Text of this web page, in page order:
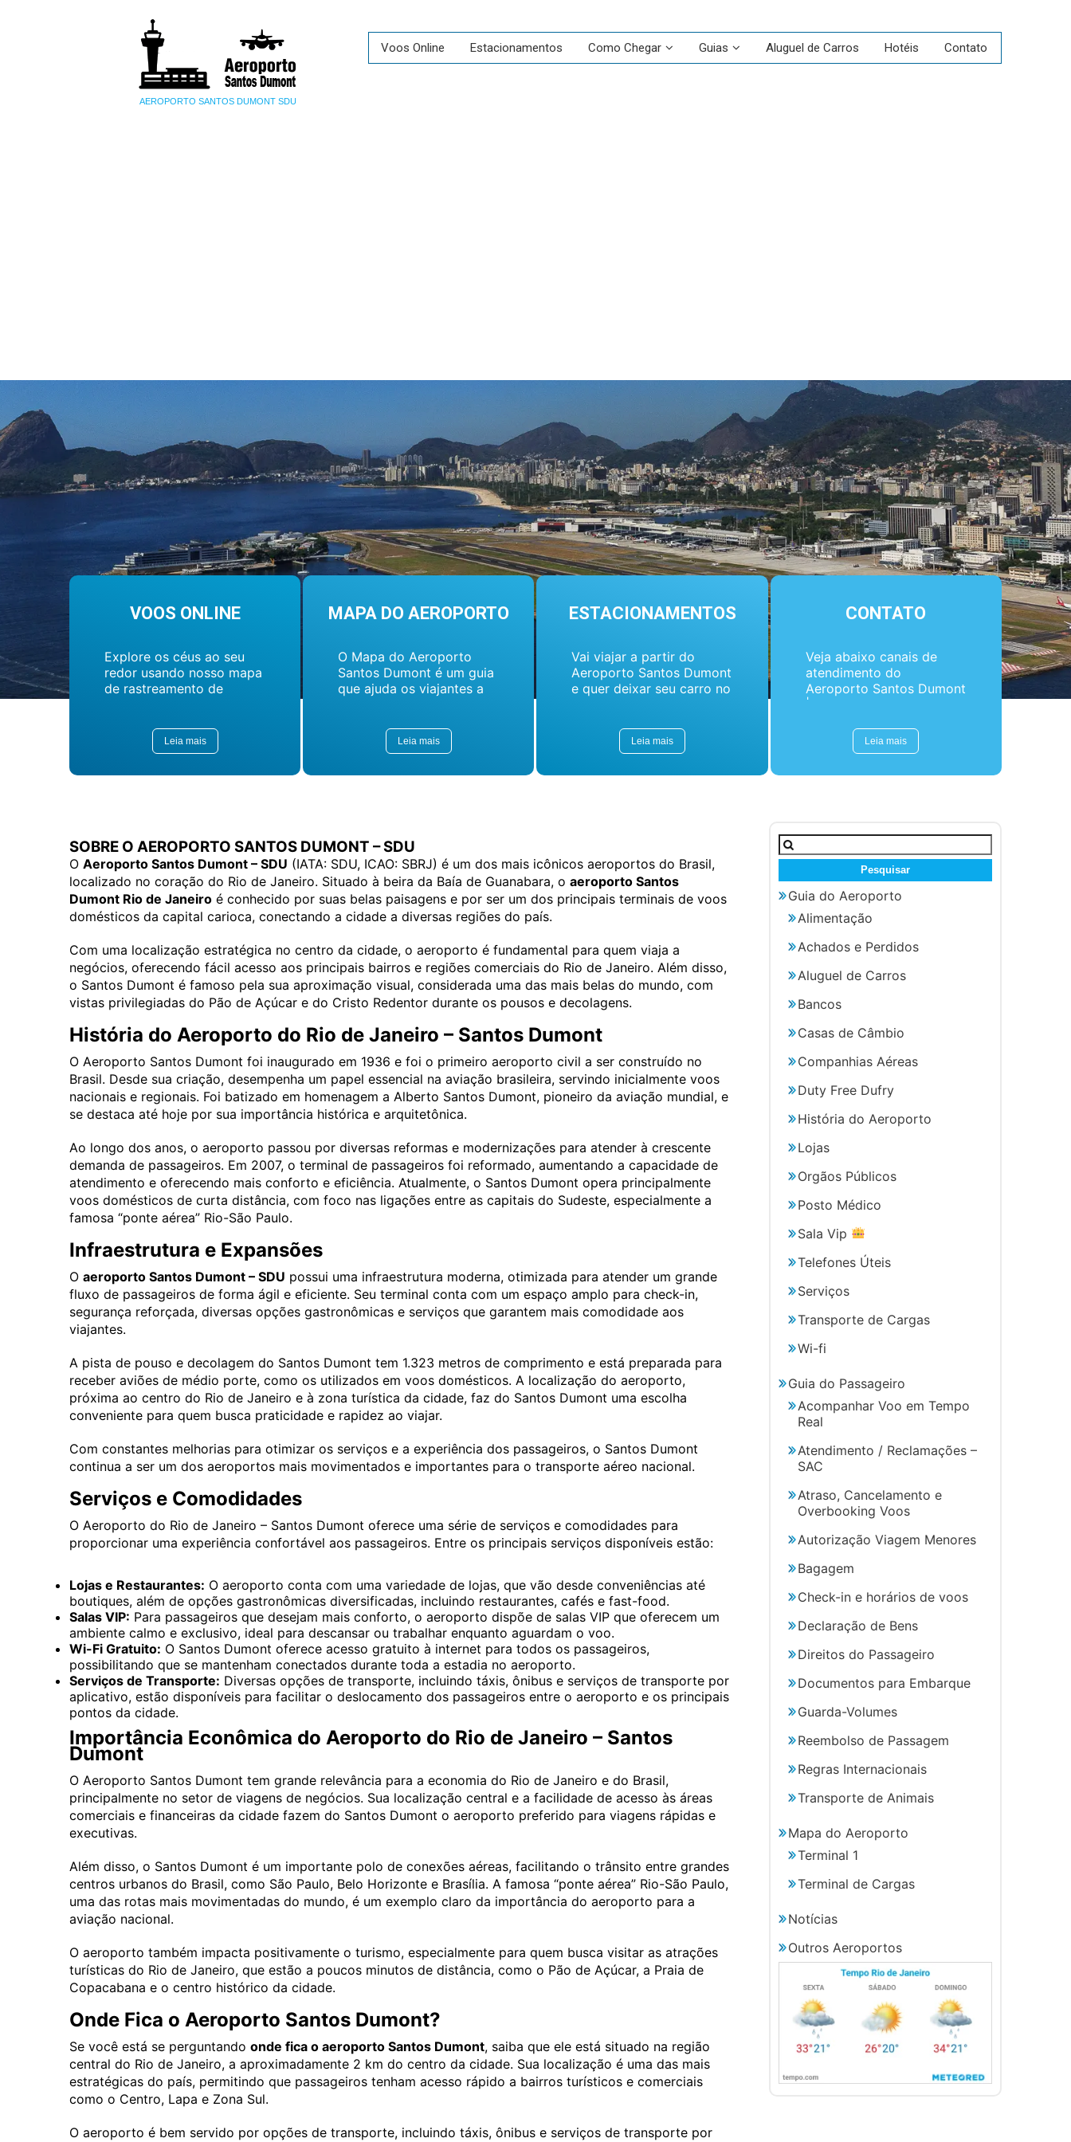
AEROPORTO SANTOS DUMONT SDU
Voos Online Estacionamentos Como Chegar Guias Aluguel de Carros Hotéis Contato
VOOS ONLINE
Explore os céus ao seu
redor usando nosso mapa
de rastreamento de
Leia mais
MAPA DO AEROPORTO
O Mapa do Aeroporto
Santos Dumont é um guia
que ajuda os viajantes a
aeroporto. O mapa está
disponível para
Leia mais
ESTACIONAMENTOS
Vai viajar a partir do
Aeroporto Santos Dumont
e quer deixar seu carro no
como: qual o melhor
estacionamento
Leia mais
CONTATO
Veja abaixo canais de
atendimento do
Aeroporto Santos Dumont
| Rio de Janeiro.
Leia mais
SOBRE O AEROPORTO SANTOS DUMONT – SDU
O Aeroporto Santos Dumont – SDU (IATA: SDU, ICAO: SBRJ) é um dos mais icônicos aeroportos do Brasil,
localizado no coração do Rio de Janeiro. Situado à beira da Baía de Guanabara, o aeroporto Santos
Dumont Rio de Janeiro é conhecido por suas belas paisagens e por ser um dos principais terminais de voos
domésticos da capital carioca, conectando a cidade a diversas regiões do país.
Com uma localização estratégica no centro da cidade, o aeroporto é fundamental para quem viaja a
negócios, oferecendo fácil acesso aos principais bairros e regiões comerciais do Rio de Janeiro. Além disso,
o Santos Dumont é famoso pela sua aproximação visual, considerada uma das mais belas do mundo, com
vistas privilegiadas do Pão de Açúcar e do Cristo Redentor durante os pousos e decolagens.
História do Aeroporto do Rio de Janeiro – Santos Dumont
O Aeroporto Santos Dumont foi inaugurado em 1936 e foi o primeiro aeroporto civil a ser construído no
Brasil. Desde sua criação, desempenha um papel essencial na aviação brasileira, servindo inicialmente voos
nacionais e regionais. Foi batizado em homenagem a Alberto Santos Dumont, pioneiro da aviação mundial, e
se destaca até hoje por sua importância histórica e arquitetônica.
Ao longo dos anos, o aeroporto passou por diversas reformas e modernizações para atender à crescente
demanda de passageiros. Em 2007, o terminal de passageiros foi reformado, aumentando a capacidade de
atendimento e oferecendo mais conforto e eficiência. Atualmente, o Santos Dumont opera principalmente
voos domésticos de curta distância, com foco nas ligações entre as capitais do Sudeste, especialmente a
famosa “ponte aérea” Rio-São Paulo.
Infraestrutura e Expansões
O aeroporto Santos Dumont – SDU possui uma infraestrutura moderna, otimizada para atender um grande
fluxo de passageiros de forma ágil e eficiente. Seu terminal conta com um espaço amplo para check-in,
segurança reforçada, diversas opções gastronômicas e serviços que garantem mais comodidade aos
viajantes.
A pista de pouso e decolagem do Santos Dumont tem 1.323 metros de comprimento e está preparada para
receber aviões de médio porte, como os utilizados em voos domésticos. A localização do aeroporto,
próxima ao centro do Rio de Janeiro e à zona turística da cidade, faz do Santos Dumont uma escolha
conveniente para quem busca praticidade e rapidez ao viajar.
Com constantes melhorias para otimizar os serviços e a experiência dos passageiros, o Santos Dumont
continua a ser um dos aeroportos mais movimentados e importantes para o transporte aéreo nacional.
Serviços e Comodidades
O Aeroporto do Rio de Janeiro – Santos Dumont oferece uma série de serviços e comodidades para
proporcionar uma experiência confortável aos passageiros. Entre os principais serviços disponíveis estão:
Lojas e Restaurantes: O aeroporto conta com uma variedade de lojas, que vão desde conveniências até
boutiques, além de opções gastronômicas diversificadas, incluindo restaurantes, cafés e fast-food.
Salas VIP: Para passageiros que desejam mais conforto, o aeroporto dispõe de salas VIP que oferecem um
ambiente calmo e exclusivo, ideal para descansar ou trabalhar enquanto aguardam o voo.
Wi-Fi Gratuito: O Santos Dumont oferece acesso gratuito à internet para todos os passageiros,
possibilitando que se mantenham conectados durante toda a estadia no aeroporto.
Serviços de Transporte: Diversas opções de transporte, incluindo táxis, ônibus e serviços de transporte por
aplicativo, estão disponíveis para facilitar o deslocamento dos passageiros entre o aeroporto e os principais
pontos da cidade.
Importância Econômica do Aeroporto do Rio de Janeiro – Santos
Dumont
O Aeroporto Santos Dumont tem grande relevância para a economia do Rio de Janeiro e do Brasil,
principalmente no setor de viagens de negócios. Sua localização central e a facilidade de acesso às áreas
comerciais e financeiras da cidade fazem do Santos Dumont o aeroporto preferido para viagens rápidas e
executivas.
Além disso, o Santos Dumont é um importante polo de conexões aéreas, facilitando o trânsito entre grandes
centros urbanos do Brasil, como São Paulo, Belo Horizonte e Brasília. A famosa “ponte aérea” Rio-São Paulo,
uma das rotas mais movimentadas do mundo, é um exemplo claro da importância do aeroporto para a
aviação nacional.
O aeroporto também impacta positivamente o turismo, especialmente para quem busca visitar as atrações
turísticas do Rio de Janeiro, que estão a poucos minutos de distância, como o Pão de Açúcar, a Praia de
Copacabana e o centro histórico da cidade.
Onde Fica o Aeroporto Santos Dumont?
Se você está se perguntando onde fica o aeroporto Santos Dumont, saiba que ele está situado na região
central do Rio de Janeiro, a aproximadamente 2 km do centro da cidade. Sua localização é uma das mais
estratégicas do país, permitindo que passageiros tenham acesso rápido a bairros turísticos e comerciais
como o Centro, Lapa e Zona Sul.
O aeroporto é bem servido por opções de transporte, incluindo táxis, ônibus e serviços de transporte por
Pesquisar
por:
Guia do Aeroporto
Alimentação
Achados e Perdidos
Aluguel de Carros
Bancos
Casas de Câmbio
Companhias Aéreas
Duty Free Dufry
História do Aeroporto
Lojas
Orgãos Públicos
Posto Médico
Sala Vip
Telefones Úteis
Serviços
Transporte de Cargas
Wi-fi
Guia do Passageiro
Acompanhar Voo em Tempo
Real
Atendimento / Reclamações –
SAC
Atraso, Cancelamento e
Overbooking Voos
Autorização Viagem Menores
Bagagem
Check-in e horários de voos
Declaração de Bens
Direitos do Passageiro
Documentos para Embarque
Guarda-Volumes
Reembolso de Passagem
Regras Internacionais
Transporte de Animais
Mapa do Aeroporto
Terminal 1
Terminal de Cargas
Notícias
Outros Aeroportos